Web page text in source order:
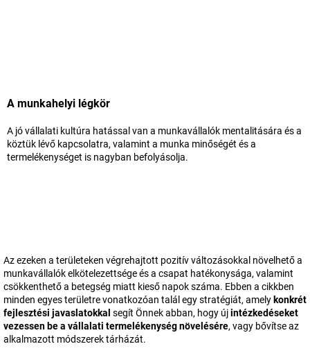
A munkahelyi légkör
A jó vállalati kultúra hatással van a munkavállalók mentalitására és a
köztük lévő kapcsolatra, valamint a munka minőségét és a
termelékenységet is nagyban befolyásolja.
Az ezeken a területeken végrehajtott pozitív változásokkal növelhető a
munkavállalók elkötelezettsége és a csapat hatékonysága, valamint
csökkenthető a betegség miatt kieső napok száma. Ebben a cikkben
minden egyes területre vonatkozóan talál egy stratégiát, amely konkrét
fejlesztési javaslatokkal segít Önnek abban, hogy újintézkedéseket
vezessen be a vállalati termelékenység növelésére, vagy bővítse az
alkalmazott módszerek tárházát.